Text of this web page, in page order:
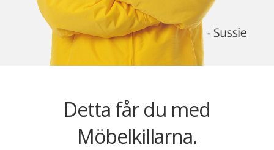
Detta får du med
Möbelkillarna.